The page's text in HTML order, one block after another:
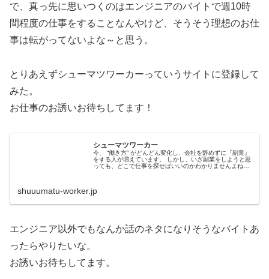
で、真っ先に思いつくのはエンジニアのバイトで週10時
間程度の仕事をすることなんやけど、そうそう理想のお仕
事は転がってないよな～と思う。
とりあえずシューマツワーカーっていうサイトに登録して
みた。
お仕事のお誘いお待ちしてます！
シューマツワーカー
今、 “働き方” がどんどん変化し、会社を辞めずに『副業』
をする人が増えています。 しかし、いざ副業をしようと思
っても、どこで仕事を探せばいいのかわかりませんよね。
shuuumatu-worker.jp
エンジニア以外でもなんか話のネタになりそうなバイトあ
ったらやりたいな。
お誘いお待ちしてます。